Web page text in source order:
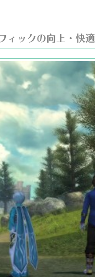
ィックの向上・快